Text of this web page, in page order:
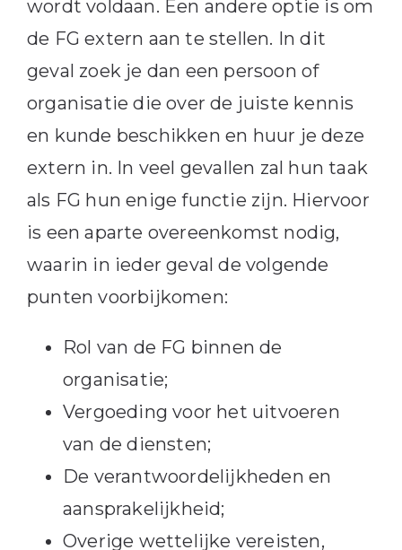
wordt voldaan. Een andere optie is om
de FG extern aan te stellen. In dit
geval zoek je dan een persoon of
organisatie die over de juiste kennis
en kunde beschikken en huur je deze
extern in. In veel gevallen zal hun taak
als FG hun enige functie zijn. Hiervoor
is een aparte overeenkomst nodig,
waarin in ieder geval de volgende
punten voorbijkomen:
Rol van de FG binnen de
organisatie;
Vergoeding voor het uitvoeren
van de diensten;
De verantwoordelijkheden en
aansprakelijkheid;
Overige wettelijke vereisten,